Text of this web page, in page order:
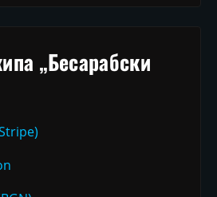
„Бесарабски